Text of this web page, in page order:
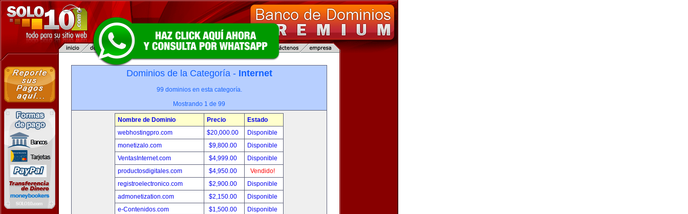
Dominios de la Categoría - Internet
99 dominios en esta categoría.
Mostrando 1 de 99
Nombre de Dominio Precio
Estado
webhostingpro.com
$20,000.00
Disponible
monetizalo.com
$9,800.00
Disponible
VentasInternet.com
$4,999.00
Disponible
productosdigitales.com
$4,950.00
Vendido!
registroelectronico.com
$2,900.00
Disponible
admonetization.com
$2,150.00
Disponible
e-Contenidos.com
$1,500.00
Disponible